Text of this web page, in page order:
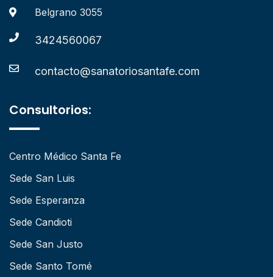
Belgrano 3055
3424560067
contacto@sanatoriosantafe.com
Consultorios:
Centro Médico Santa Fe
Sede San Luis
Sede Esperanza
Sede Candioti
Sede San Justo
Sede Santo Tomé